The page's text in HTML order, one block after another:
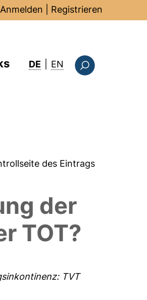
Anmelden Registrieren
DE EN : this page in
des Eintrags
der
TOT?
TVT